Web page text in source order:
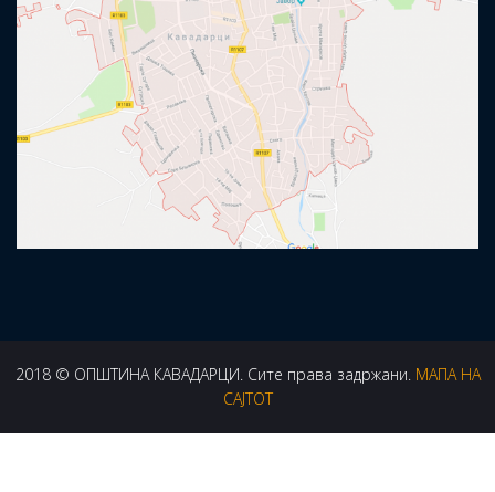
2018 © ОПШТИНА КАВАДАРЦИ. Сите права задржани. МАПА НА
САЈТОТ